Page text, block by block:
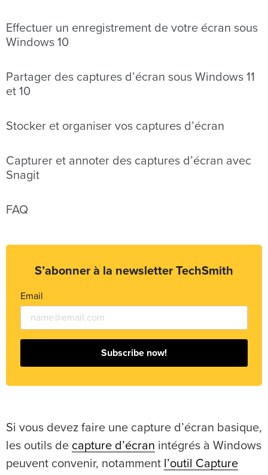
Effectuer un enregistrement de votre écran sous
Windows 10
Partager des captures d’écran sous Windows 11
et 10
Stocker et organiser vos captures d’écran
Capturer et annoter des captures d’écran avec
Snagit
FAQ
S’abonner à la newsletter TechSmith
Email
Subscribe now!
Si vous devez faire une capture d’écran basique,
les outils de capture d’écran intégrés à Windows
peuvent convenir, notamment l’outil Capture